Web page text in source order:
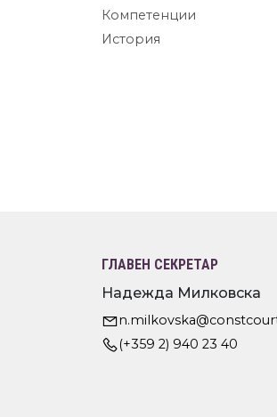
Компетенции
История
ГЛАВЕН СЕКРЕТАР
Надежда Милковска
(+359 2) 940 23 40